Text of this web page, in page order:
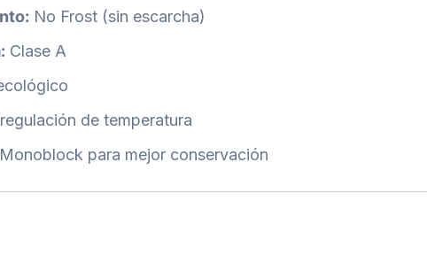
No Frost (sin escarcha)
Clase A
de temperatura
para mejor conservación